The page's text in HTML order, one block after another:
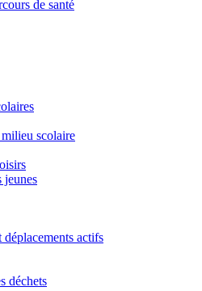
de santé
scolaire
jeunes
actifs
déchets